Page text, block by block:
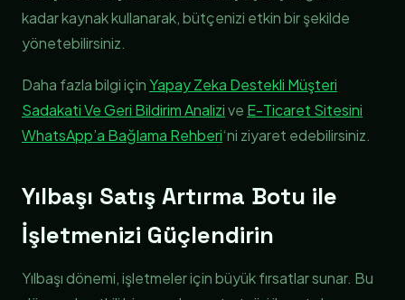
kadar kaynak kullanarak, bütçenizi etkin bir şekilde
yönetebilirsiniz.
Daha fazla bilgi içinYapay Zeka Destekli Müşteri
Sadakati Ve Geri Bildirim Analizive E-Ticaret Sitesini
WhatsApp’a Bağlama Rehberi‘ni ziyaret edebilirsiniz.
Yılbaşı Satış Artırma Botu ile
İşletmenizi Güçlendirin
Yılbaşı dönemi, işletmeler için büyük fırsatlar sunar. Bu